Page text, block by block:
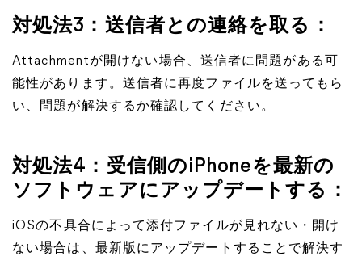
対処法3：送信者との連絡を取る：
Attachmentが開けない場合、送信者に問題がある可
能性があります。送信者に再度ファイルを送ってもら
い、問題が解決するか確認してください。
対処法4：受信側のiPhoneを最新の
ソフトウェアにアップデートする：
iOSの不具合によって添付ファイルが見れない・開け
ない場合は、最新版にアップデートすることで解決す